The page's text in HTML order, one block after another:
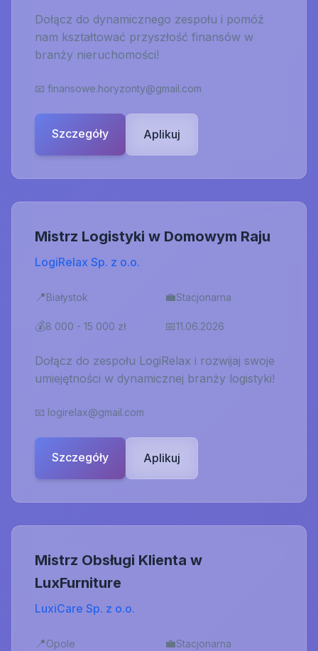
Dołącz do dynamicznego zespołu i pomóż
nam kształtować przyszłość finansów w
branży nieruchomości!
📧 finansowe.horyzonty@gmail.com
Szczegóły Aplikuj
Mistrz Logistyki w Domowym Raju
LogiRelax Sp. z o.o.
📍Białystok 💼Stacjonarna
💰8 000 - 15 000 zł 📅11.06.2026
Dołącz do zespołu LogiRelax i rozwijaj swoje
umiejętności w dynamicznej branży logistyki!
📧 logirelax@gmail.com
Szczegóły Aplikuj
Mistrz Obsługi Klienta w
LuxFurniture
LuxiCare Sp. z o.o.
📍Opole 💼Stacjonarna